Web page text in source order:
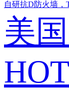
自研抗D防火墙，
美
HOT